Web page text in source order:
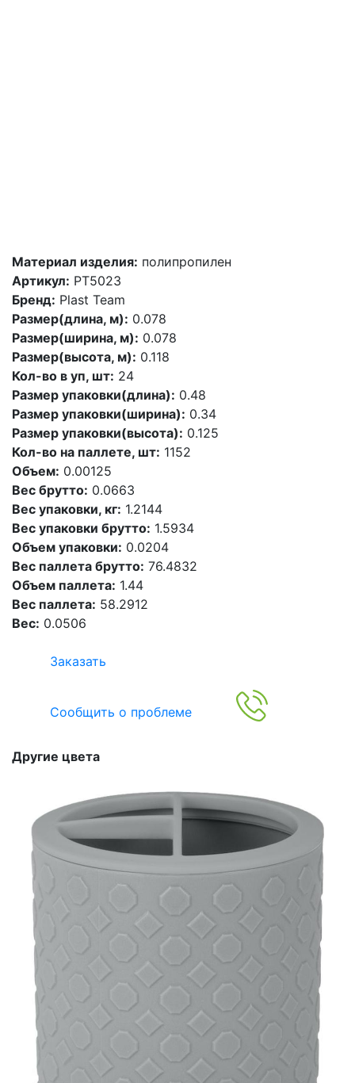
Материал изделия: полипропилен
Артикул: PT5023
Бренд: Plast Team
Размер(длина, м): 0.078
Размер(ширина, м): 0.078
Размер(высота, м): 0.118
Кол-во в уп, шт: 24
Размер упаковки(длина): 0.48
Размер упаковки(ширина): 0.34
Размер упаковки(высота): 0.125
Кол-во на паллете, шт: 1152
Объем: 0.00125
Вес брутто: 0.0663
Вес упаковки, кг: 1.2144
Вес упаковки брутто: 1.5934
Объем упаковки: 0.0204
Вес паллета брутто: 76.4832
Объем паллета: 1.44
Вес паллета: 58.2912
Вес: 0.0506
Заказать
Сообщить о проблеме
Другие цвета